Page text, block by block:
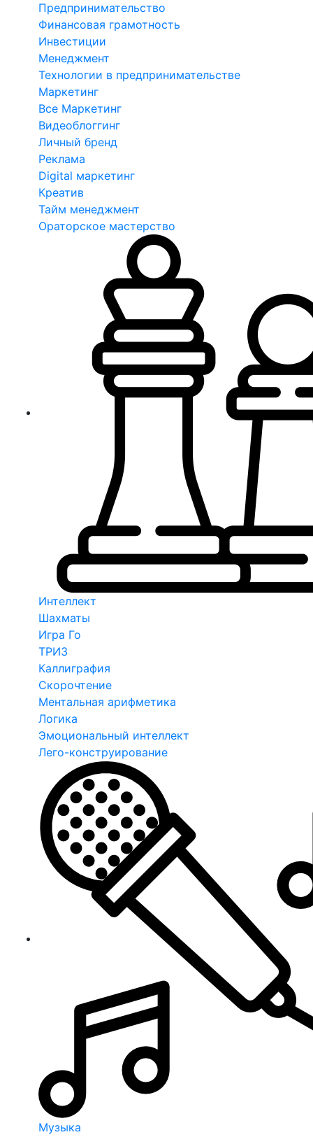
Предпринимательство
Финансовая грамотность
Инвестиции
Менеджмент
Технологии в предпринимательстве
Маркетинг
Все Маркетинг
Видеоблоггинг
Личный бренд
Реклама
Digital маркетинг
Креатив
Тайм менеджмент
Ораторское мастерство
Интеллект
Шахматы
Игра Го
ТРИЗ
Каллиграфия
Скорочтение
Ментальная арифметика
Логика
Эмоциональный интеллект
Лего-конструирование
Музыка